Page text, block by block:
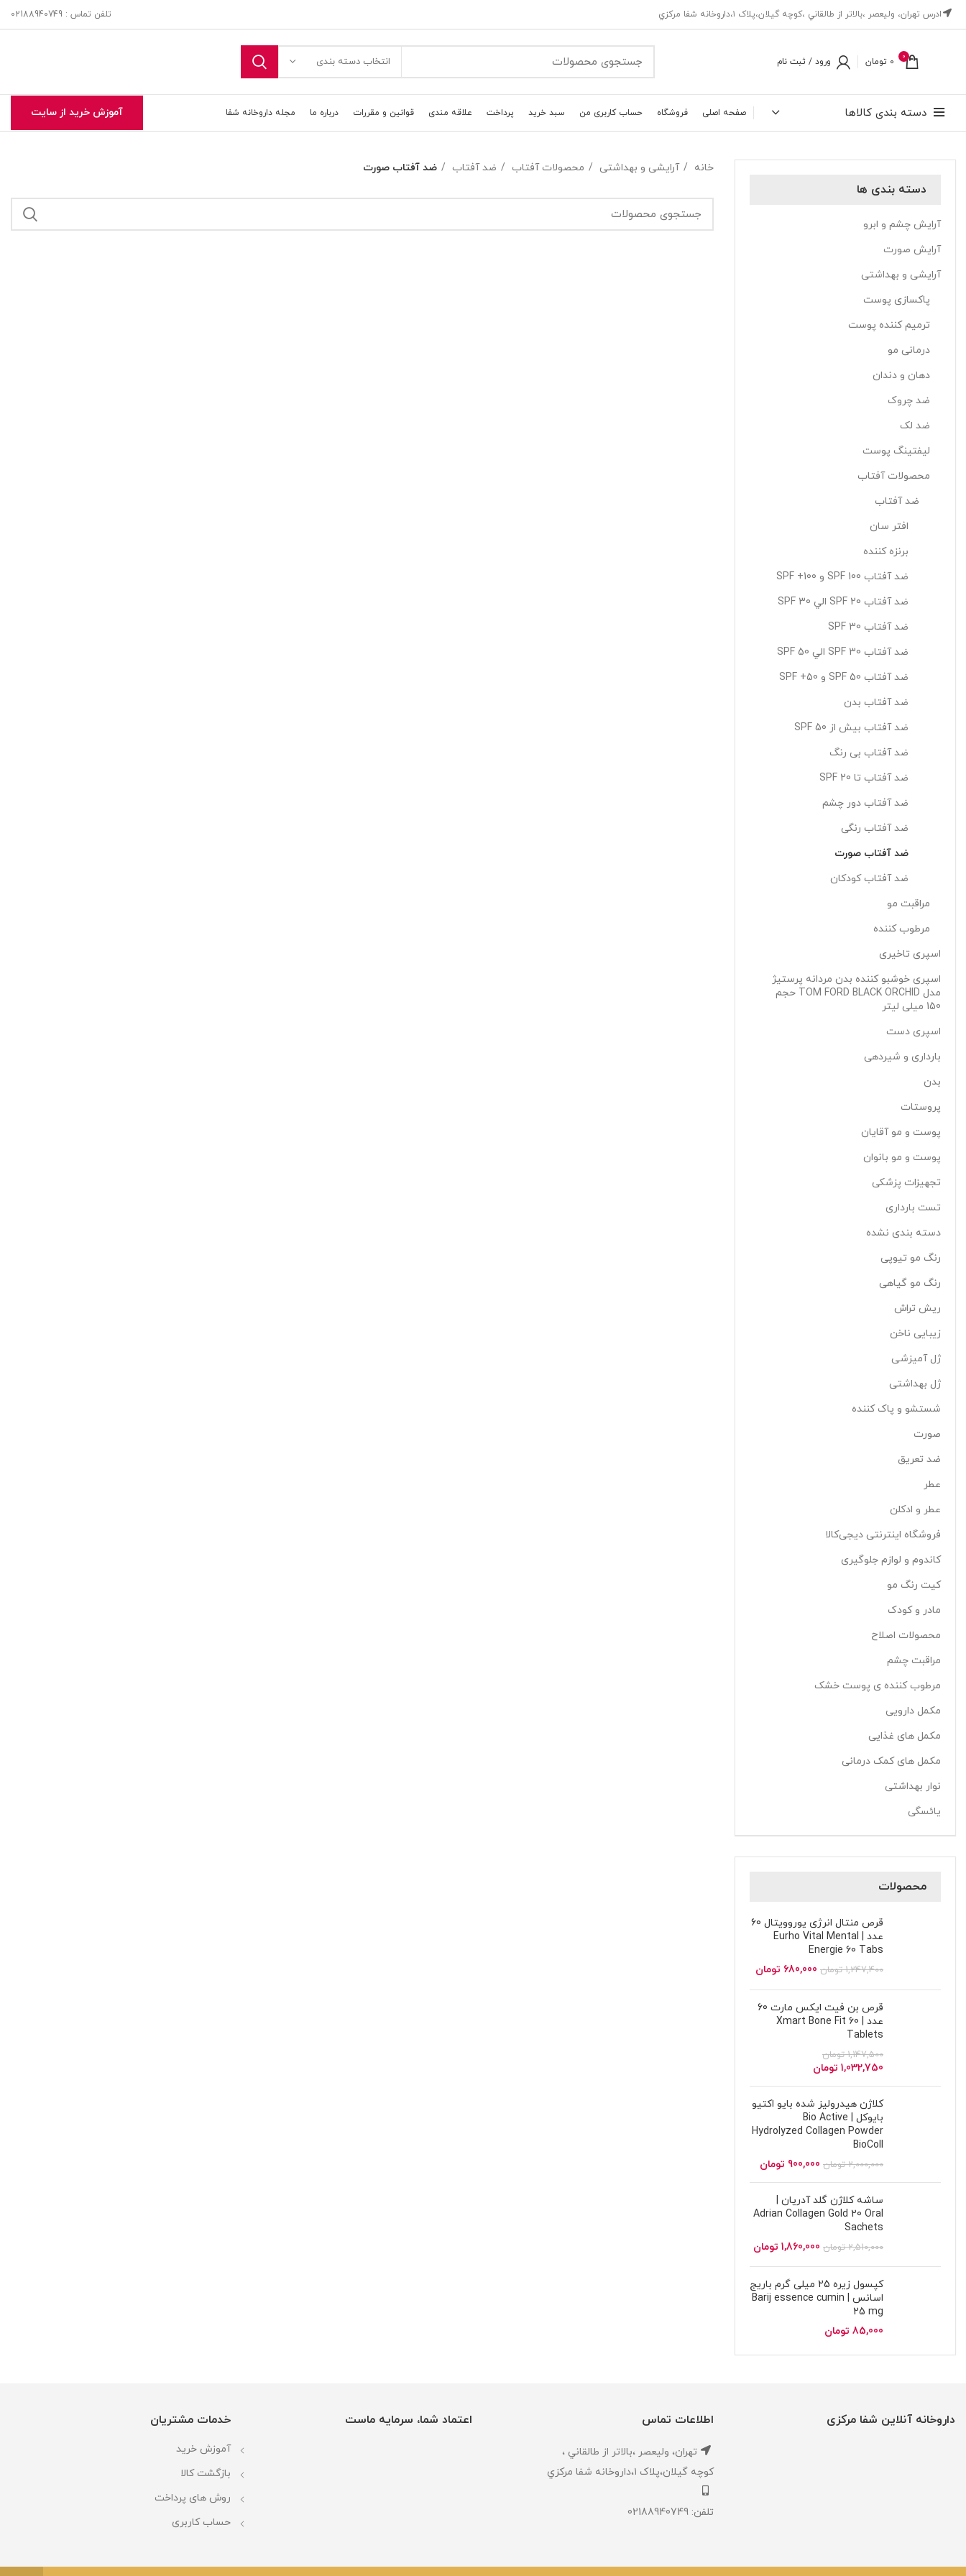
ادرس تهران، ‎وليعصر ،بالاتر از طالقاني ،كوچه گيلان،پلاک ۱،داروخانه شفا مركزي تلفن تماس : 02188940749
0
0 تومان ورود / ثبت نام انتخاب دسته بندی
دسته بندی کالاها صفحه اصلی فروشگاه حساب کاربری من سبد خرید پرداخت علاقه مندی قوانین و مقررات درباره ما مجله داروخانه شفا آموزش خرید از سایت
دسته بندی ها
آرایش چشم و ابرو
آرایش صورت
آرایشی و بهداشتی
پاکسازی پوست
ترمیم کننده پوست
درمانی مو
دهان و دندان
ضد چروک
ضد لک
لیفتینگ پوست
محصولات آفتاب
ضد آفتاب
افتر سان
برنزه کننده
ضد آفتاب SPF 100 و SPF +100
ضد آفتاب SPF 20 الي SPF 30
ضد آفتاب SPF 30
ضد آفتاب SPF 30 الي SPF 50
ضد آفتاب SPF 50 و SPF +50
ضد آفتاب بدن
ضد آفتاب بيش از SPF 50
ضد آفتاب بی رنگ
ضد آفتاب تا SPF 20
ضد آفتاب دور چشم
ضد آفتاب رنگی
ضد آفتاب صورت
ضد آفتاب کودکان
مراقبت مو
مرطوب کننده
اسپری تاخیری
اسپری خوشبو کننده بدن مردانه پرستیژ
مدل TOM FORD BLACK ORCHID حجم
150 میلی لیتر
اسپری دست
بارداری و شیردهی
بدن
پروستات
پوست و مو آقایان
پوست و مو بانوان
تجهیزات پزشکی
تست بارداری
دسته بندی نشده
رنگ مو تیوپی
رنگ مو گیاهی
ریش تراش
زیبایی ناخن
ژل آمیزشی
ژل بهداشتی
شستشو و پاک کننده
صورت
ضد تعریق
عطر
عطر و ادکلن
فروشگاه اینترنتی دیجی‌کالا
کاندوم و لوازم جلوگیری
کیت رنگ مو
مادر و کودک
محصولات اصلاح
مراقبت چشم
مرطوب کننده ی پوست خشک
مکمل دارویی
مکمل های غذایی
مکمل های کمک درمانی
نوار بهداشتی
یائسگی
محصولات
قرص منتال انرژی یوروویتال 60
عدد | Eurho Vital Mental
Energie 60 Tabs
1,247,400 تومان 680,000 تومان
قرص بن فیت ایکس مارت 60
عدد | Xmart Bone Fit 60
Tablets
1,147,500 تومان
1,032,750 تومان
کلاژن هیدرولیز شده بایو اکتیو
بایوکل | Bio Active
Hydrolyzed Collagen Powder
BioColl
2,000,000 تومان 900,000 تومان
ساشه کلاژن گلد آدریان |
Adrian Collagen Gold 20 Oral
Sachets
2,510,000 تومان 1,860,000 تومان
کپسول زیره 25 میلی گرم باریج
اسانس | Barij essence cumin
25 mg
85,000 تومان
خانه آرایشی و بهداشتی محصولات آفتاب ضد آفتاب ضد آفتاب صورت
داروخانه آنلاین شفا مرکزی اطلاعات تماس
تهران، ‎وليعصر ،بالاتر از طالقاني ،
كوچه گيلان،پلاک ۱،داروخانه شفا مركزي
تلفن: 02188940749
اعتماد شما، سرمایه ماست خدمات مشتریان
آموزش خرید
بازگشت کالا
روش های پرداخت
حساب کاربری